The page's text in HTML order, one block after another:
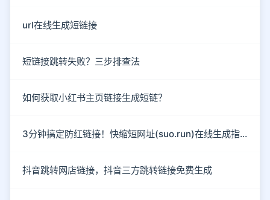
url在线生成短链接
短链接跳转失败？三步排查法
如何获取小红书主页链接生成短链？
3分钟搞定防红链接！快缩短网址(suo.run)在线生成指南
抖音跳转网店链接，抖音三方跳转链接免费生成